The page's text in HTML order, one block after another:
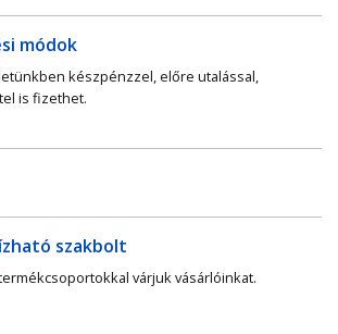
módok
készpénzzel, előre utalással,
is fizethet.
szakbolt
várjuk vásárlóinkat.